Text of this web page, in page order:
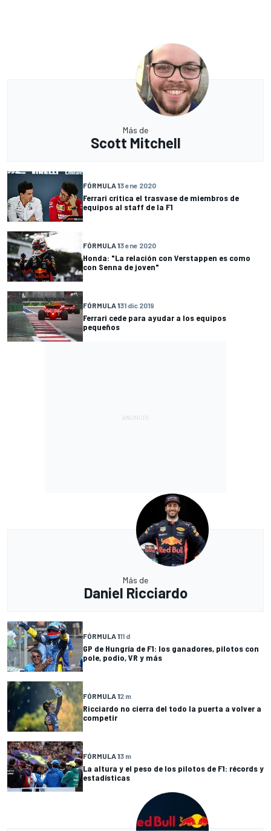
Más de
Scott Mitchell
FÓRMULA 13 ene 2020
Ferrari critica el trasvase de miembros de
equipos al staff de la F1
FÓRMULA 13 ene 2020
Honda: "La relación con Verstappen es como
con Senna de joven"
FÓRMULA 131 dic 2019
Ferrari cede para ayudar a los equipos
pequeños
Más de
Daniel Ricciardo
FÓRMULA 111 d
GP de Hungría de F1: los ganadores, pilotos con
pole, podio, VR y más
FÓRMULA 12 m
Ricciardo no cierra del todo la puerta a volver a
competir
FÓRMULA 13 m
La altura y el peso de los pilotos de F1: récords y
estadísticas